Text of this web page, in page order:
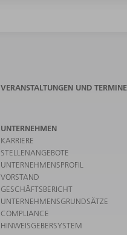
VERANSTALTUNGEN UND TERMINE
UNTERNEHMEN
KARRIERE
STELLENANGEBOTE
UNTERNEHMENSPROFIL
VORSTAND
GESCHÄFTSBERICHT
UNTERNEHMENSGRUNDSÄTZE
COMPLIANCE
HINWEISGEBERSYSTEM